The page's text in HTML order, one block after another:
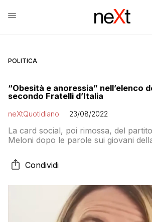
POLITICA
“Obesità e anoressia” nell’elenco
secondo Fratelli d’Italia
neXtQuotidiano 23/08/2022
La card social, poi rimossa, del
Meloni dopo le parole sui giovani
Condividi